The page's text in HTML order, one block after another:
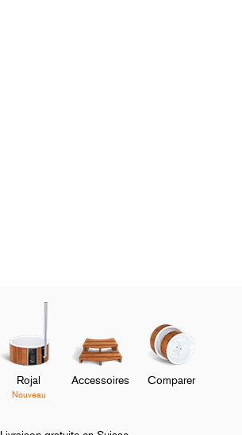
Rojal
Nouveau
Accessoires Comparer